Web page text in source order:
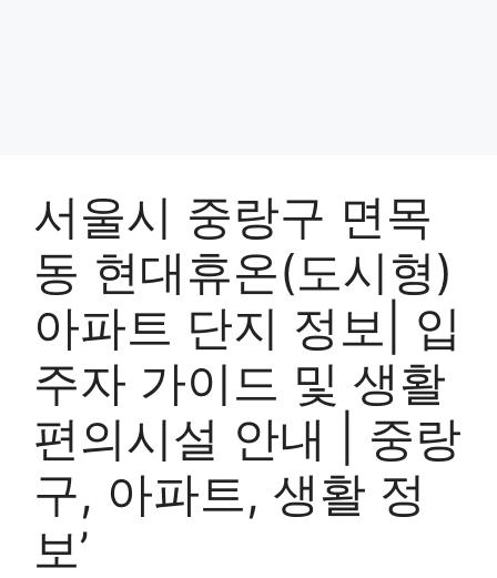
서울시 중랑구 면목
동 현대휴온(도시형)
아파트 단지 정보| 입
주자 가이드 및 생활
편의시설 안내 | 중랑
구, 아파트, 생활 정
보’